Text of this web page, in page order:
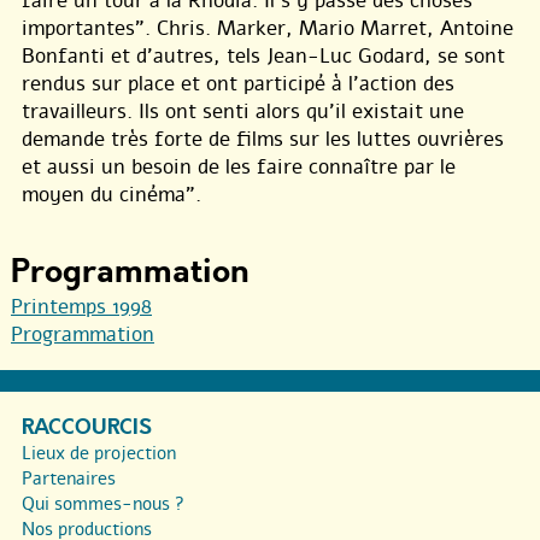
importantes”. Chris. Marker, Mario Marret, Antoine
Bonfanti et d’autres, tels Jean-Luc Godard, se sont
rendus sur place et ont participé à l’action des
travailleurs. Ils ont senti alors qu’il existait une
demande très forte de films sur les luttes ouvrières
et aussi un besoin de les faire connaître par le
moyen du cinéma”.
Programmation
Printemps 1998
Programmation
RACCOURCIS
Lieux de projection
Partenaires
Qui sommes-nous ?
Nos productions